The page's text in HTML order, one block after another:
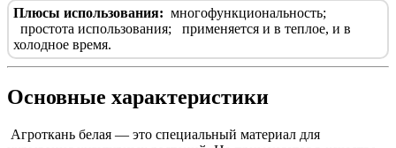
Плюсы использования: многофункциональность;
простота использования;
применяется и в теплое, и в
холодное время.
Основные характеристики
Агроткань белая — это специальный материал для